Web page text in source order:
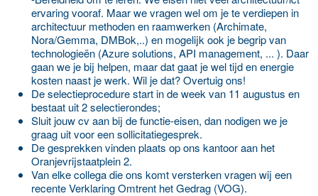
ervaring vooraf. Maar we vragen wel om je te verdiepen in
architectuur methoden en raamwerken (Archimate,
Nora/Gemma, DMBok,..) en mogelijk ook je begrip van
technologieën (Azure solutions, API management, ... ). Daar
gaan we je bij helpen, maar dat gaat je wel tijd en energie
kosten naast je werk. Wil je dat? Overtuig ons!
De selectieprocedure start in de week van 11 augustus en
bestaat uit 2 selectierondes;
Sluit jouw cv aan bij de functie-eisen, dan nodigen we je
graag uit voor een sollicitatiegesprek.
De gesprekken vinden plaats op ons kantoor aan het
Oranjevrijstaatplein 2.
Van elke collega die ons komt versterken vragen wij een
recente Verklaring Omtrent het Gedrag (VOG).